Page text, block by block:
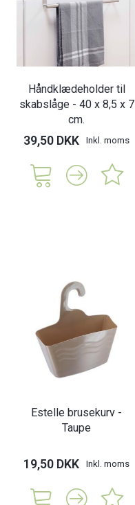
Håndklædeholder til
skabslåge - 40 x 8,5 x 7
cm.
39,50 DKK Inkl. moms
Estelle brusekurv -
Taupe
19,50 DKK Inkl. moms